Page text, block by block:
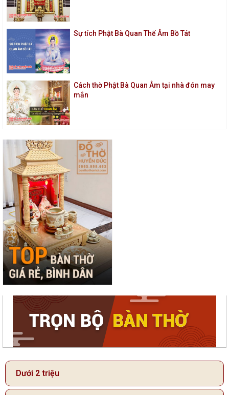
Sự tích Phật Bà Quan Thế Âm Bồ Tát
Cách thờ Phật Bà Quan Âm tại nhà đón may
mắn
Dưới 2 triệu